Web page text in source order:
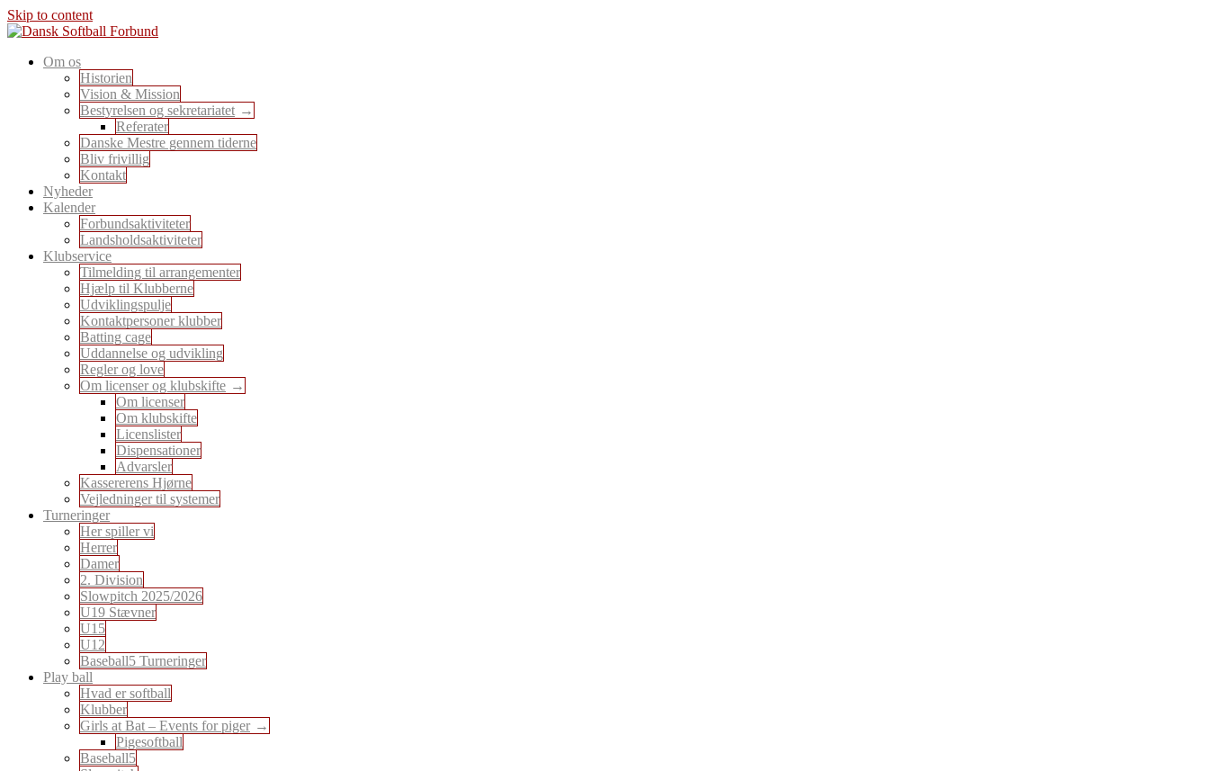
Skip to content
Dansk Softball Forbund
En sport for alle
Om os
Historien
Vision & Mission
Bestyrelsen og sekretariatet
Referater
Danske Mestre gennem tiderne
Bliv frivillig
Kontakt
Nyheder
Kalender
Forbundsaktiviteter
Landsholdsaktiviteter
Klubservice
Tilmelding til arrangementer
Hjælp til Klubberne
Udviklingspulje
Kontaktpersoner klubber
Batting cage
Uddannelse og udvikling
Regler og love
Om licenser og klubskifte
Om licenser
Om klubskifte
Licenslister
Dispensationer
Advarsler
Kassererens Hjørne
Vejledninger til systemer
Turneringer
Her spiller vi
Herrer
Damer
2. Division
Slowpitch 2025/2026
U19 Stævner
U15
U12
Baseball5 Turneringer
Play ball
Hvad er softball
Klubber
Girls at Bat – Events for piger
Pigesoftball
Baseball5